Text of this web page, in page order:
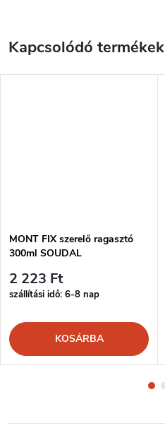
Kapcsolódó termékek
MONT FIX szerelő ragasztó
300ml SOUDAL
2 223 Ft
szállítási idő: 6-8 nap
KOSÁRBA